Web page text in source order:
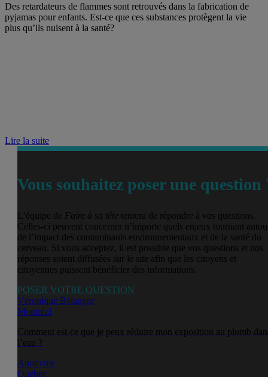
Des retardateurs de flammes sont retrouvés dans la fabrication de
pyjamas pour enfants. Est-ce que ces substances protègent la vie
plus qu’ils nuisent à la santé?
Lire la suite
Vous souhaitez poser une question
L’équipe de Faire à sa tête tentera de répondre à vos questions.
Celles-ci peuvent concerner n’importe quels enjeux tournant
de l’impact des contaminants environnementaux et de la santé du
cerveau. Si vous acceptez, il est possible que vos questions et nos
réponses soient diffusées sur le site afin que les citoyens et
citoyennes puissent bénéficier des informations.
POSER VOTRE QUESTION
Véronique Bélanger
Montréal
Comment est-ce que je peux réduire mon exposition au plomb
l’eau ?
Anonyme
Québec